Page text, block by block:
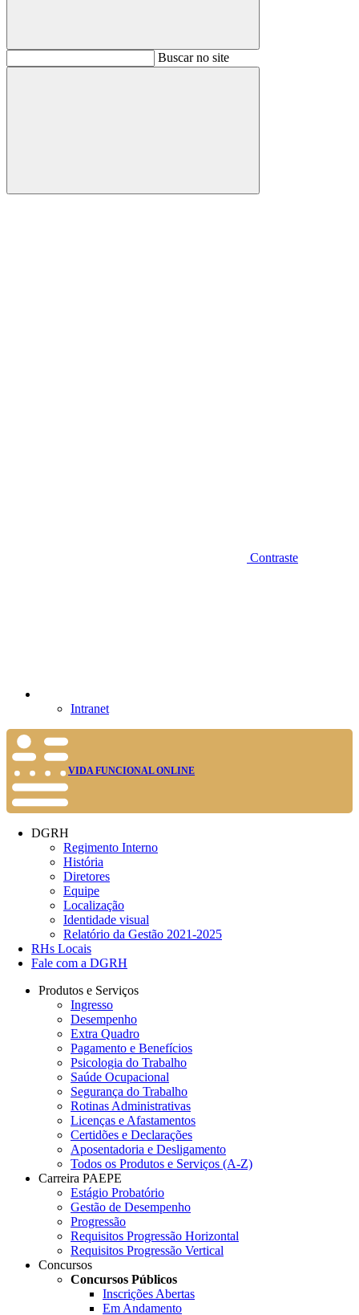
BuscarBuscar no site
Buscar
Contraste
Intranet
VIDA FUNCIONAL ONLINE
DGRH
Regimento Interno
História
Diretores
Equipe
Localização
Identidade visual
Relatório da Gestão 2021-2025
RHs Locais
Fale com a DGRH
Produtos e Serviços
Ingresso
Desempenho
Extra Quadro
Pagamento e Benefícios
Psicologia do Trabalho
Saúde Ocupacional
Segurança do Trabalho
Rotinas Administrativas
Licenças e Afastamentos
Certidões e Declarações
Aposentadoria e Desligamento
Todos os Produtos e Serviços (A-Z)
Carreira PAEPE
Estágio Probatório
Gestão de Desempenho
Progressão
Requisitos Progressão Horizontal
Requisitos Progressão Vertical
Concursos
Concursos Públicos
Inscrições Abertas
Em Andamento